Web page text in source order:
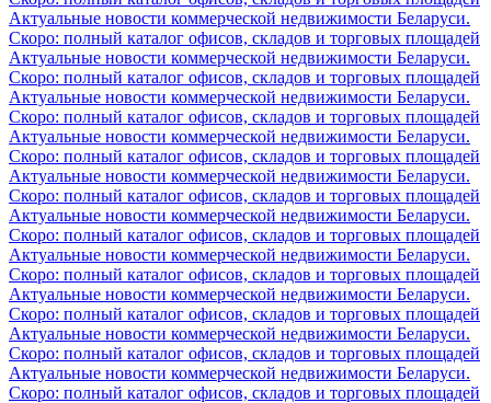
Актуальные новости коммерческой недвижимости Беларуси.
Скоро: полный каталог офисов, складов и торговых площадей
Актуальные новости коммерческой недвижимости Беларуси.
Скоро: полный каталог офисов, складов и торговых площадей
Актуальные новости коммерческой недвижимости Беларуси.
Скоро: полный каталог офисов, складов и торговых площадей
Актуальные новости коммерческой недвижимости Беларуси.
Скоро: полный каталог офисов, складов и торговых площадей
Актуальные новости коммерческой недвижимости Беларуси.
Скоро: полный каталог офисов, складов и торговых площадей
Актуальные новости коммерческой недвижимости Беларуси.
Скоро: полный каталог офисов, складов и торговых площадей
Актуальные новости коммерческой недвижимости Беларуси.
Скоро: полный каталог офисов, складов и торговых площадей
Актуальные новости коммерческой недвижимости Беларуси.
Скоро: полный каталог офисов, складов и торговых площадей
Актуальные новости коммерческой недвижимости Беларуси.
Скоро: полный каталог офисов, складов и торговых площадей
Актуальные новости коммерческой недвижимости Беларуси.
Скоро: полный каталог офисов, складов и торговых площадей